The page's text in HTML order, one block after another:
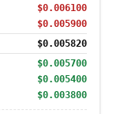
$0.006100
$0.005900
$0.005820
$0.005700
$0.005400
$0.003800